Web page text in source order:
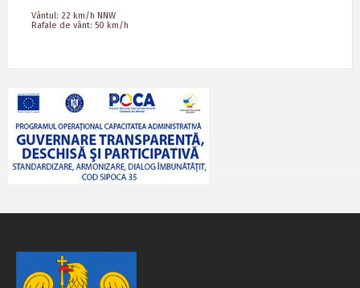
Vântul: 22 km/h NNW
Rafale de vânt: 50 km/h